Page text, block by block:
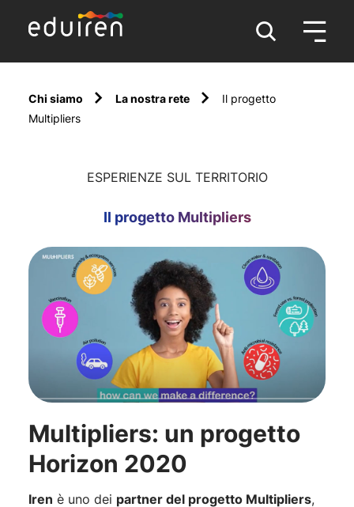
Chi siamo La nostra rete
Il progetto
Multipliers
ESPERIENZE SUL TERRITORIO
Il progetto Multipliers
Multipliers: un progetto
Horizon 2020
Iren è uno dei partner del progetto Multipliers,